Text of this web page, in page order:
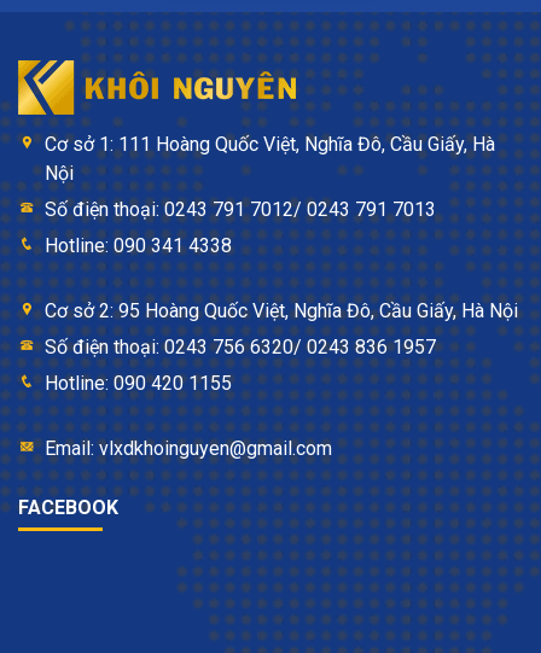
Cơ sở 1: 111 Hoàng Quốc Việt, Nghĩa Đô, Cầu Giấy, Hà
Nội
Số điện thoại: 0243 791 7012/ 0243 791 7013
Hotline: 090 341 4338
Cơ sở 2: 95 Hoàng Quốc Việt, Nghĩa Đô, Cầu Giấy, Hà Nội
Số điện thoại: 0243 756 6320/ 0243 836 1957
Hotline: 090 420 1155
Email: vlxdkhoinguyen@gmail.com
FACEBOOK